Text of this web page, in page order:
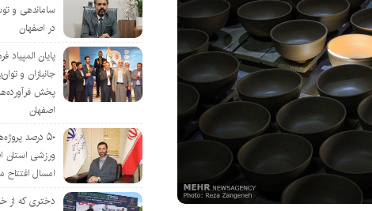
ساماندهی و
در اصفهان
پایان المپیاد
جانبازان و
پخش
اصفهان
۵۰ درصد
ورزشی استان
امسال
دختری که از